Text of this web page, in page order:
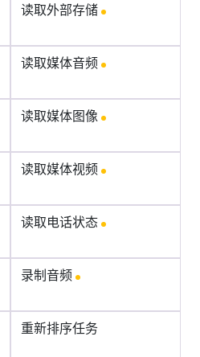
读取外部存储
读取媒体音频
读取媒体图像
读取媒体视频
读取电话状态
录制音频
重新排序任务